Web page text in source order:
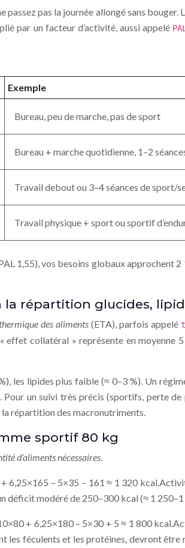
passez pas la journée allongé sans bouger.
par un facteur d’activité, aussi appelé PAL
Exemple
Bureau, peu de marche, pas de sport
Bureau + marche quotidienne, 1–2
Travail debout ou 3–4 séances de sport/
Travail physique + sport ou sportif
1,55), vos besoins globaux approchent
la répartition glucides,
des aliments(ETA), parfois appelé
collatéral » représente en moyenne
les lipides plus faible (≈ 0–3 %). Un
un suivi très précis (sportifs, perte
répartition des macronutriments.
sportif 80 kg
d’aliments nécessaires.
6,25×165 – 5×35 – 161 ≈ 1 320
déficit modéré de 250–300 kcal (≈ 1
+ 6,25×180 – 5×30 + 5 ≈ 1 800
les féculents et les protéines, devront